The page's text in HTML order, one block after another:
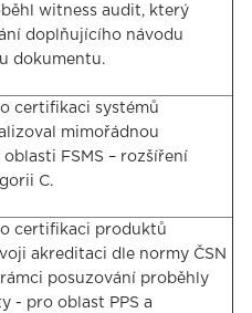
witness audit, který
doplňujícího návodu
dokumentu.
certifikaci systémů
mimořádnou
FSMS – rozšíření
C.
certifikaci produktů
akreditaci dle normy ČSN
rámci posuzování proběhly
- pro oblast PPS a